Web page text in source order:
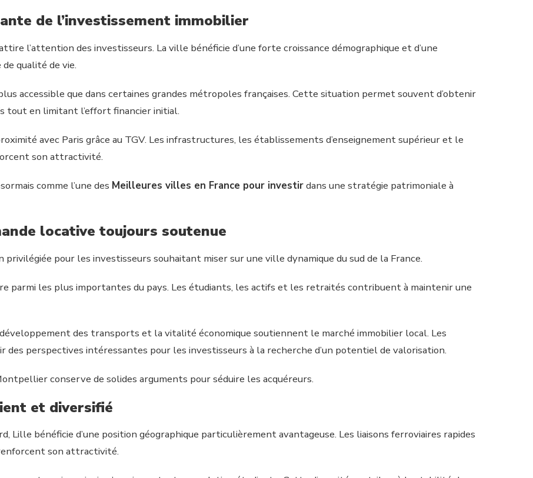
de l’investissement immobilier
l’attention des investisseurs. La ville bénéficie d’une forte croissance démographique et d’une
qualité de vie.
accessible que dans certaines grandes métropoles françaises. Cette situation permet souvent d’obtenir
tout en limitant l’effort financier initial.
avec Paris grâce au TGV. Les infrastructures, les établissements d’enseignement supérieur et le
son attractivité.
comme l’une des Meilleures villes en France pour investirdans une stratégie patrimoniale à
locative toujours soutenue
pour les investisseurs souhaitant miser sur une ville dynamique du sud de la France.
parmi les plus importantes du pays. Les étudiants, les actifs et les retraités contribuent à maintenir une
des transports et la vitalité économique soutiennent le marché immobilier local. Les
perspectives intéressantes pour les investisseurs à la recherche d’un potentiel de valorisation.
conserve de solides arguments pour séduire les acquéreurs.
et diversifié
Lille bénéficie d’une position géographique particulièrement avantageuse. Les liaisons ferroviaires rapides
son attractivité.